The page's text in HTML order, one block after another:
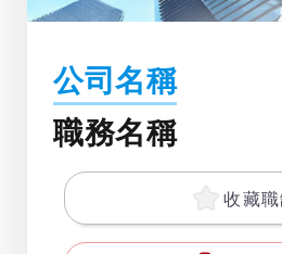
公司名稱
職務名稱
收藏